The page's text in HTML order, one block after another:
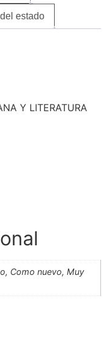
estado
Y LITERATURA
Como nuevo, Muy